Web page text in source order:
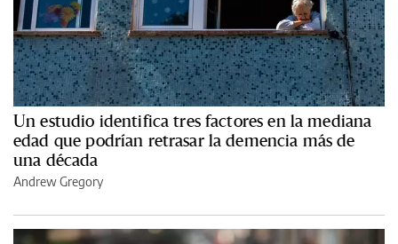
Un estudio identifica tres factores en la mediana
edad que podrían retrasar la demencia más de
una década
Andrew Gregory